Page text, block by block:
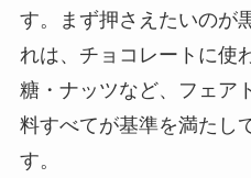
す。まず押さえたいのが
れは、チョコレートに使
糖・ナッツなど、フェア
料すべてが基準を満たし
す。